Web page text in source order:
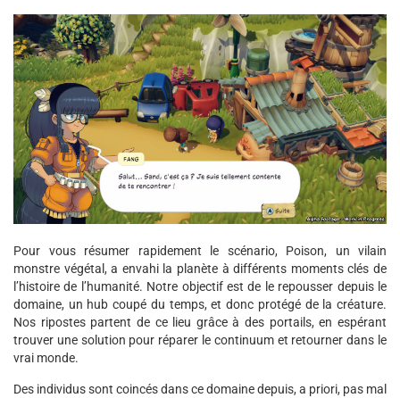
Pour vous résumer rapidement le scénario, Poison, un vilain
monstre végétal, a envahi la planète à différents moments clés de
l’histoire de l’humanité. Notre objectif est de le repousser depuis le
domaine, un hub coupé du temps, et donc protégé de la créature.
Nos ripostes partent de ce lieu grâce à des portails, en espérant
trouver une solution pour réparer le continuum et retourner dans le
vrai monde.
Des individus sont coincés dans ce domaine depuis, a priori, pas mal